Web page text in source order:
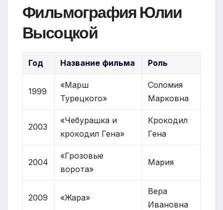
Фильмография Юлии
Высоцкой
Год Название фильма Роль
1999
«Марш
Турецкого»
Соломия
Марковна
2003
«Чебурашка и
крокодил Гена»
Крокодил
Гена
2004
«Грозовые
ворота»
Мария
2009 «Жара»
Вера
Ивановна